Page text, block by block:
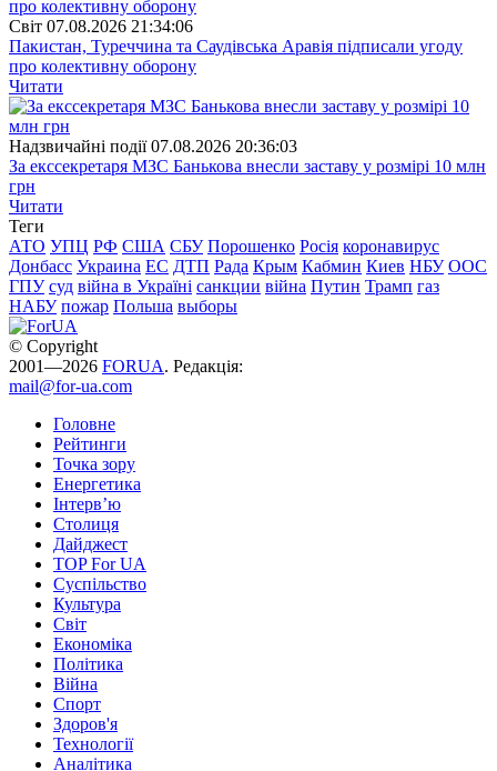
Свiт 07.08.2026 21:34:06
Пакистан, Туреччина та Саудівська Аравія підписали угоду
про колективну оборону
Читати
Надзвичайні події 07.08.2026 20:36:03
За екссекретаря МЗС Банькова внесли заставу у розмірі 10 млн
грн
Читати
Теги
АТО УПЦ РФ США СБУ Порошенко Росія коронавирус
Донбасс Украина ЕС ДТП Рада Крым Кабмин Киев НБУ ООС
ГПУ суд війна в Україні санкции війна Путин Трамп газ
НАБУ пожар Польша выборы
© Copyright
2001—2026 FORUA. Редакція:
mail@for-ua.com
Головне
Рейтинги
Точка зору
Енергетика
Інтерв’ю
Столиця
Дайджест
TOP For UA
Суспiльство
Культура
Світ
Економіка
Політика
Війна
Спорт
Здоров'я
Технології
Аналітика